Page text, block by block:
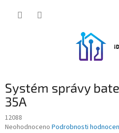
Systém správy
35A
12088
Průměrné
Neohodnoceno Podrobnosti